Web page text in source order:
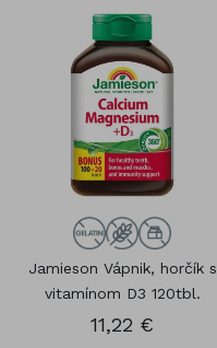
Jamieson Vápnik, horčík s
vitamínom D3 120tbl.
11,22 €